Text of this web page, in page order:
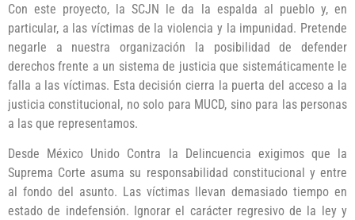
Con este proyecto, la SCJN le da la espalda al pueblo y, en
particular, a las víctimas de la violencia y la impunidad. Pretende
negarle a nuestra organización la posibilidad de defender
derechos frente a un sistema de justicia que sistemáticamente le
falla a las víctimas. Esta decisión cierra la puerta del acceso a la
justicia constitucional, no solo para MUCD, sino para las personas
a las que representamos.
Desde México Unido Contra la Delincuencia exigimos que la
Suprema Corte asuma su responsabilidad constitucional y entre
al fondo del asunto. Las víctimas llevan demasiado tiempo en
estado de indefensión. Ignorar el carácter regresivo de la ley y